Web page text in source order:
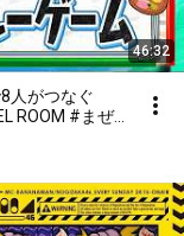
46:32
人がつなぐ
ROOM #まぜ